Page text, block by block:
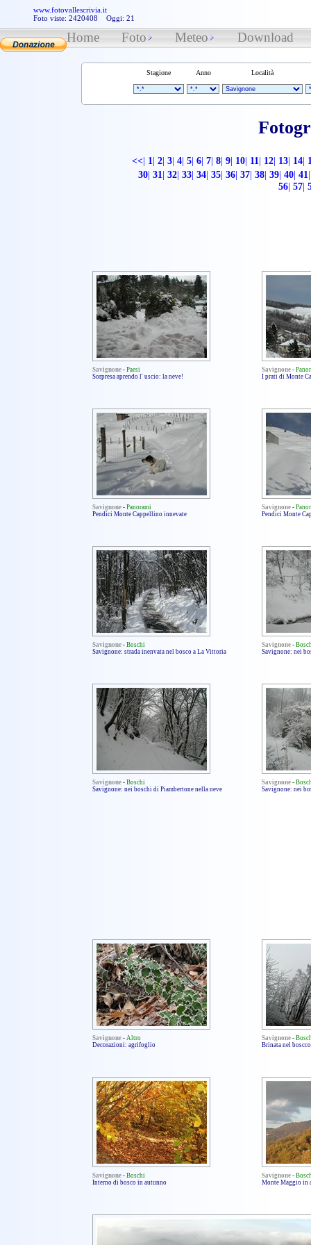
www.fotovallescrivia.it
Foto viste: 2420408 Oggi: 21
Home Foto Meteo Download
Stagione Anno Località
<< 1 2 3 4 5 6 7 8 9 10 11 12 13 14
30| 31| 32| 33| 34| 35| 36| 37| 38| 39| 40| 41|
56 57
Savignone - Paesi
Sorpresa aprendo l' uscio: la neve!
Savignone -
I prati di Monte
Savignone - Panorami
Pendici Monte Cappellino innevate
Savignone -
Pendici Monte
Savignone - Boschi
Savignone: strada inenvata nel bosco a La Vittoria
Savignone -
Savignone: nei
Savignone - Boschi
Savignone: nei boschi di Piambertone nella neve
Savignone -
Savignone: nei
Savignone - Altro
Decorazioni: agrifoglio
Savignone -
Brinata nel boscco
Savignone - Boschi
Interno di bosco in autunno
Savignone -
Monte Maggio in